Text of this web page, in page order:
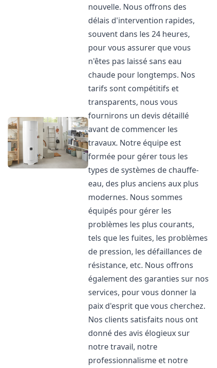
nouvelle. Nous offrons des
délais d'intervention rapides,
souvent dans les 24 heures,
pour vous assurer que vous
n'êtes pas laissé sans eau
chaude pour longtemps. Nos
tarifs sont compétitifs et
transparents, nous vous
fournirons un devis détaillé
avant de commencer les
travaux. Notre équipe est
formée pour gérer tous les
types de systèmes de chauffe-
eau, des plus anciens aux plus
modernes. Nous sommes
équipés pour gérer les
problèmes les plus courants,
tels que les fuites, les problèmes
de pression, les défaillances de
résistance, etc. Nous offrons
également des garanties sur nos
services, pour vous donner la
paix d'esprit que vous cherchez.
Nos clients satisfaits nous ont
donné des avis élogieux sur
notre travail, notre
professionnalisme et notre